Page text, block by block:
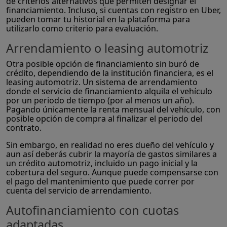
financiamiento. Incluso, si cuentas con registro en Uber,
pueden tomar tu historial en la plataforma para
utilizarlo como criterio para evaluación.
Arrendamiento o leasing automotriz
Otra posible opción de financiamiento sin buró de
crédito, dependiendo de la institución financiera, es el
leasing automotriz. Un sistema de arrendamiento
donde el servicio de financiamiento alquila el vehículo
por un periodo de tiempo (por al menos un año).
Pagando únicamente la renta mensual del vehículo, con
posible opción de compra al finalizar el periodo del
contrato.
Sin embargo, en realidad no eres dueño del vehículo y
aun así deberás cubrir la mayoría de gastos similares a
un crédito automotriz, incluido un pago inicial y la
cobertura del seguro. Aunque puede compensarse con
el pago del mantenimiento que puede correr por
cuenta del servicio de arrendamiento.
Autofinanciamiento con cuotas